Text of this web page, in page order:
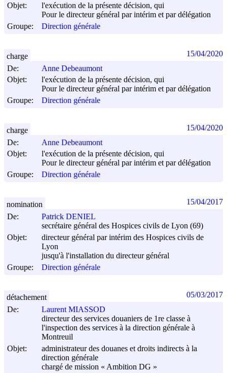
Objet:
l'exécution de la présente décision, qui
Pour le directeur général par intérim et par délégation
Groupe:
Direction générale
De:
Anne Debeaumont
Objet:
l'exécution de la présente décision, qui
Pour le directeur général par intérim et par délégation
Groupe:
Direction générale
charge 15/04/2020
De:
Anne Debeaumont
Objet:
l'exécution de la présente décision, qui
Pour le directeur général par intérim et par délégation
Groupe:
Direction générale
charge 15/04/2020
De:
Patrick DENIEL
secrétaire général des Hospices civils de Lyon (69)
Objet:
directeur général par intérim des Hospices civils de
Lyon
jusqu'à l'installation du directeur général
Groupe:
Direction générale
nomination 15/04/2017
De:
Laurent MIASSOD
directeur des services douaniers de 1re classe à
l'inspection des services à la direction générale à
Montreuil
Objet:
administrateur des douanes et droits indirects à la
direction générale
chargé de mission « Ambition DG »
détachement 05/03/2017